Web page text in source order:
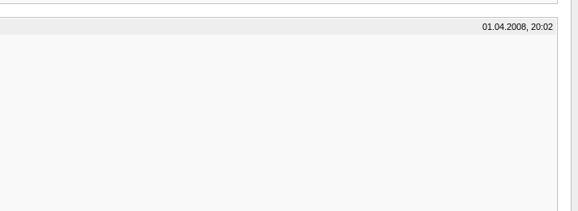
01.04.2008, 20:02